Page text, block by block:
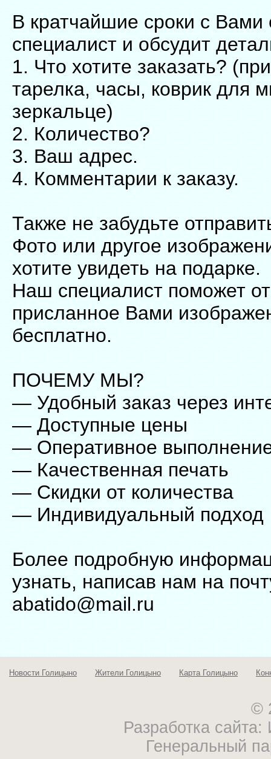
В кратчайшие сроки с Вами
специалист и обсудит
1. Что хотите заказать?
тарелка, часы, коврик для
зеркальце)
2. Количество?
3. Ваш адрес.
4. Комментарии к заказу.
Также не забудьте
Фото или другое
хотите увидеть на подарке.
Наш специалист поможет
присланное Вами
бесплатно.
ПОЧЕМУ МЫ?
— Удобный заказ через
— Доступные цены
— Оперативное
— Качественная печать
— Скидки от количества
— Индивидуальный подход
Более подробную
узнать, написав нам на
abatido@mail.ru
Новости Голицыно Жители Голицыно Карта Голицыно
©
Разработка
Генеральный